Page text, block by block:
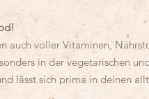
auch voller Vitaminen,
in der vegetarischen
lässt sich prima in deinen